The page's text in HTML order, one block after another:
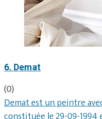
6. Demat
(0)
Demat est un peintre